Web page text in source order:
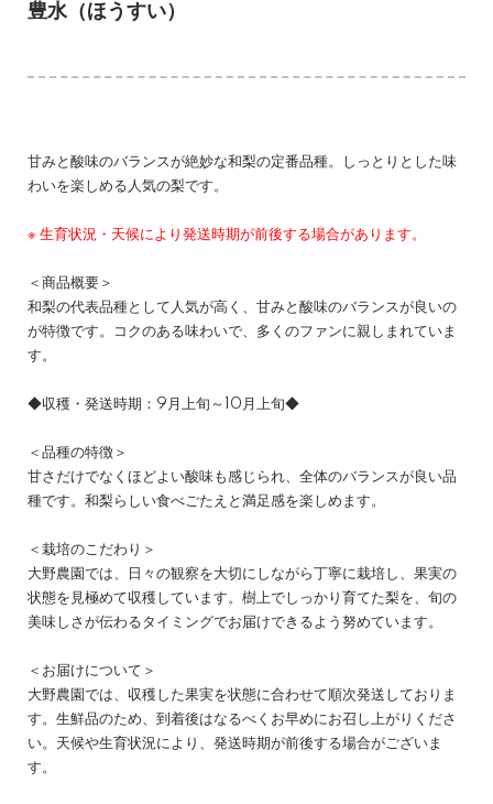
豊水（ほうすい）
甘みと酸味のバランスが絶妙な和梨の定番品種。しっとりとした味
わいを楽しめる人気の梨です。
※ 生育状況・天候により発送時期が前後する場合があります。
＜商品概要＞
和梨の代表品種として人気が高く、甘みと酸味のバランスが良いの
が特徴です。コクのある味わいで、多くのファンに親しまれていま
す。
◆収穫・発送時期：9月上旬～10月上旬◆
＜品種の特徴＞
甘さだけでなくほどよい酸味も感じられ、全体のバランスが良い品
種です。和梨らしい食べごたえと満足感を楽しめます。
＜栽培のこだわり＞
大野農園では、日々の観察を大切にしながら丁寧に栽培し、果実の
状態を見極めて収穫しています。樹上でしっかり育てた梨を、旬の
美味しさが伝わるタイミングでお届けできるよう努めています。
＜お届けについて＞
大野農園では、収穫した果実を状態に合わせて順次発送しておりま
す。生鮮品のため、到着後はなるべくお早めにお召し上がりくださ
い。天候や生育状況により、発送時期が前後する場合がございま
す。